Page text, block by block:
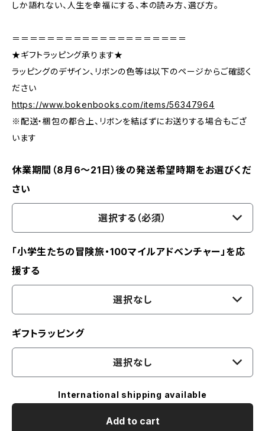
しか語れない、人生を幸福にする、本の読み方、選び方。
＝＝＝＝＝＝＝＝＝＝＝＝＝＝＝＝＝＝＝＝
★ギフトラッピング承ります★
ラッピングのデザイン、リボンの色等は以下のページからご確認く
ださい
https://www.bokenbooks.com/items/56347964
※配送・梱包の都合上、リボンを結ばずにお送りする場合もござ
います
休業期間（8月6〜21日）後の発送希望時期をお選びくだ
さい
選択する（必須）
「小学生たちの冒険旅・100マイルアドベンチャー」を応
援する
選択なし
ギフトラッピング
選択なし
International shipping available
Add to cart